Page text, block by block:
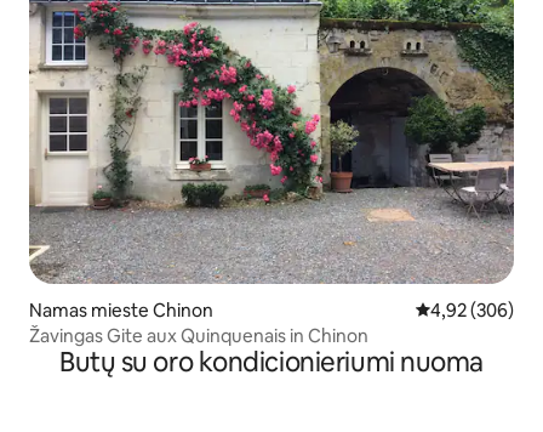
Namas mieste Chinon Vidutinis
4,92 (306)
Žavingas Gite aux Quinquenais in Chinon
Butų su oro kondicionieriumi nuoma